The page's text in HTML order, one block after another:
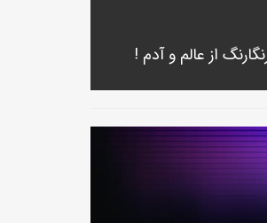
از عالم و آدم !